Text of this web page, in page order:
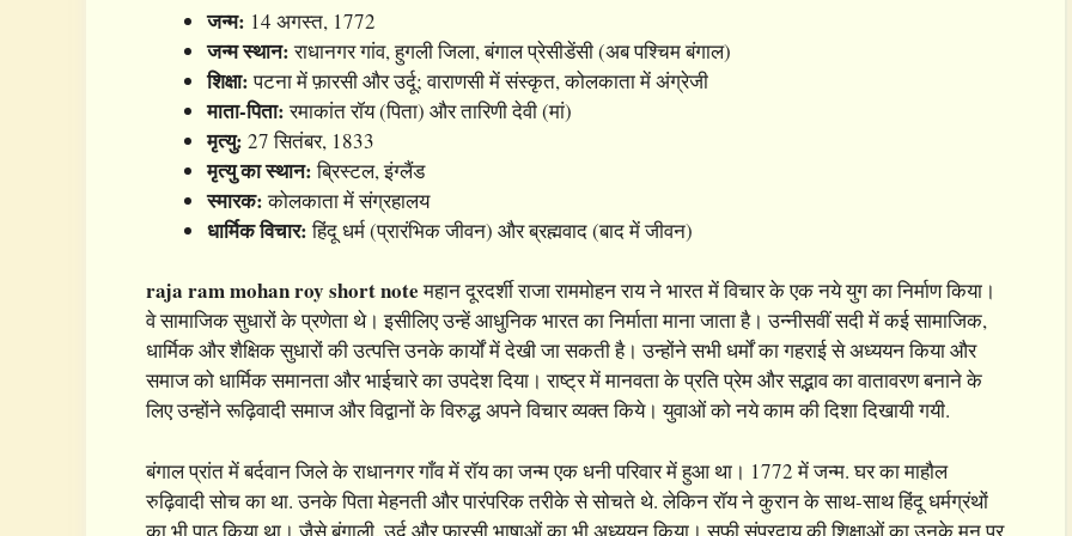
जन्म: 14 अगस्त, 1772
जन्म स्थान:राधानगर गांव, हुगली जिला, बंगाल प्रेसीडेंसी (अब पश्चिम बंगाल)
शिक्षा:पटना में फ़ारसी और उर्दू; वाराणसी में संस्कृत, कोलकाता में अंग्रेजी
माता-पिता:रमाकांत रॉय (पिता) और तारिणी देवी (मां)
मृत्यु: 27 सितंबर, 1833
मृत्यु का स्थान:ब्रिस्टल, इंग्लैंड
स्मारक:कोलकाता में संग्रहालय
धार्मिक विचार:हिंदू धर्म (प्रारंभिक जीवन) और ब्रह्मवाद (बाद में जीवन)
raja ram mohan roy short noteमहान दूरदर्शी राजा राममोहन राय ने भारत में विचार के एक नये युग का निर्माण किया।
वे सामाजिक सुधारों के प्रणेता थे। इसीलिए उन्हें आधुनिक भारत का निर्माता माना जाता है। उन्नीसवीं सदी में कई सामाजिक,
धार्मिक और शैक्षिक सुधारों की उत्पत्ति उनके कार्यों में देखी जा सकती है। उन्होंने सभी धर्मों का गहराई से अध्ययन किया और
समाज को धार्मिक समानता और भाईचारे का उपदेश दिया। राष्ट्र में मानवता के प्रति प्रेम और सद्भाव का वातावरण बनाने के
लिए उन्होंने रूढ़िवादी समाज और विद्वानों के विरुद्ध अपने विचार व्यक्त किये। युवाओं को नये काम की दिशा दिखायी गयी.
बंगाल प्रांत में बर्दवान जिले के राधानगर गाँव में रॉय का जन्म एक धनी परिवार में हुआ था। 1772 में जन्म. घर का माहौल
रुढ़िवादी सोच का था. उनके पिता मेहनती और पारंपरिक तरीके से सोचते थे. लेकिन रॉय ने कुरान के साथ-साथ हिंदू धर्मग्रंथों
का भी पाठ किया था। जैसे बंगाली, उर्दू और फ़ारसी भाषाओं का भी अध्ययन किया। सूफी संप्रदाय की शिक्षाओं का उनके मन पर